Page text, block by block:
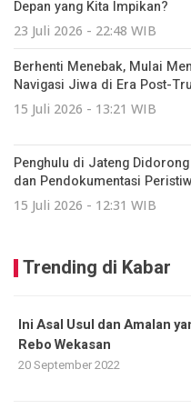
Depan yang Kita Impikan?
23 Juli 2026 - 22:48 WIB
Berhenti Menebak, Mulai
Navigasi Jiwa di Era Post-
15 Juli 2026 - 13:21 WIB
Penghulu di Jateng
dan Pendokumentasi
15 Juli 2026 - 12:31 WIB
Trending di Kabar
Ini Asal Usul dan Amalan
Rebo Wekasan
20 September 2022